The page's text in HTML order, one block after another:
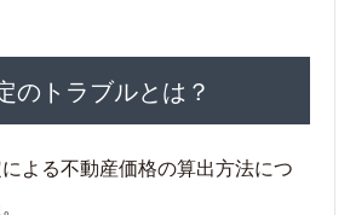
のトラブルとは？
よる不動産価格の算出方法につ